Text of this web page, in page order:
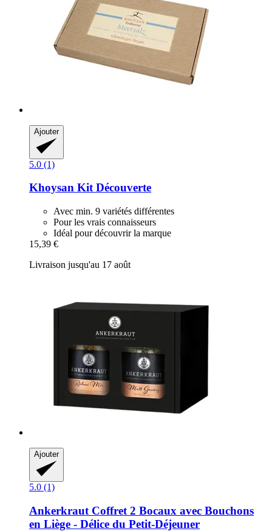
Ajouter
5.0 (1)
Khoysan Kit Découverte
Avec min. 9 variétés différentes
Pour les vrais connaisseurs
Idéal pour découvrir la marque
15,39 €
Livraison jusqu'au 17 août
Ajouter
5.0 (1)
Ankerkraut Coffret 2 Bocaux avec Bouchons
en Liège -​ Délice du Petit-​Déjeuner